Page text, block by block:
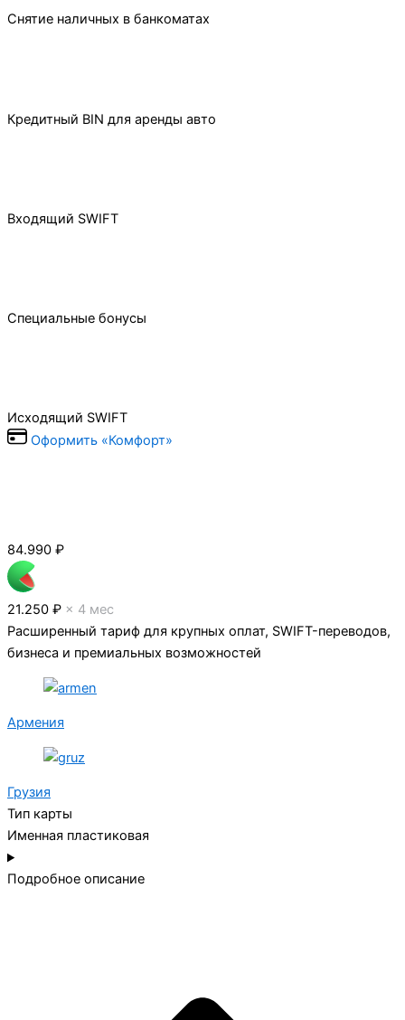
Снятие наличных в банкоматах
Кредитный BIN для аренды авто
Входящий SWIFT
Специальные бонусы
Исходящий SWIFT
Оформить «Комфорт»
84.990 ₽
21.250 ₽ × 4 мес
Расширенный тариф для крупных оплат, SWIFT-переводов,
бизнеса и премиальных возможностей
Армения
Грузия
Тип карты
Именная пластиковая
Подробное описание